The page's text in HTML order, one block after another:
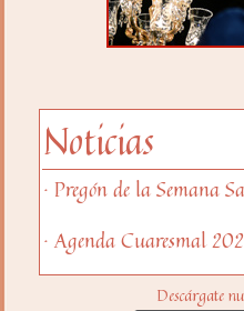
Noticias
· Pregón de la Semana
· Agenda Cuaresmal
Descárgate